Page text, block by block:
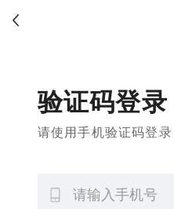
验证码登录
请使用手机验证码登录